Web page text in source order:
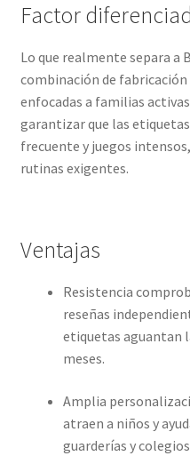
Factor
Lo que realmente separa a
combinación de
enfocadas a familias
garantizar que las
frecuente y juegos
rutinas exigentes.
Ventajas
Resistencia
reseñas
etiquetas aguantan
meses.
Amplia
atraen a niños y
guarderías y